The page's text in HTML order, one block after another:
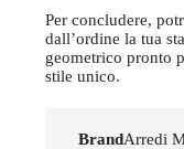
Per concludere,
dall’ordine la tua
geometrico pronto
stile unico.
BrandArredi